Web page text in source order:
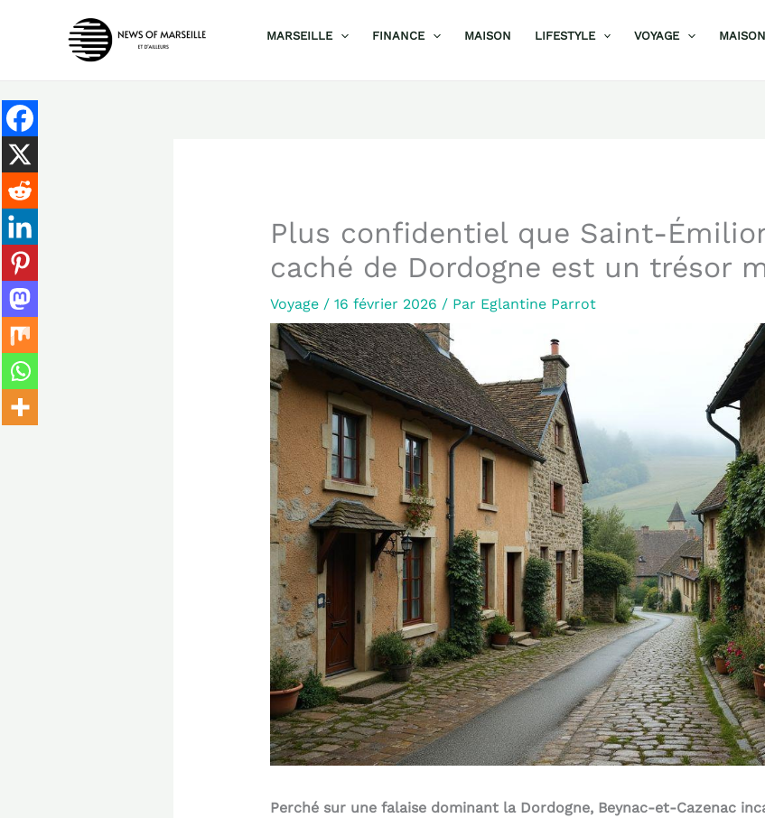
MARSEILLE FINANCE MAISON LIFESTYLE VOYAGE MAISON
Plus confidentiel que Saint-
caché de Dordogne est un trésor
Voyage/ 16 février 2026 / Par Eglantine Parrot
Perché sur une falaise dominant la Dordogne, Beynac-et-Cazenac